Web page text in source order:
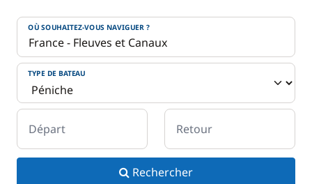
OÙ SOUHAITEZ-VOUS NAVIGUER ?
TYPE DE BATEAU
Départ Retour
Rechercher